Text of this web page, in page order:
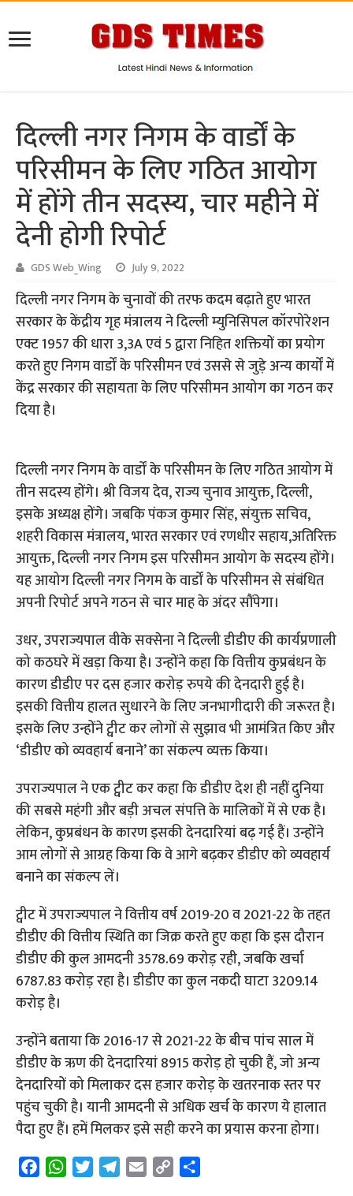
दिल्ली नगर निगम के वार्डों के
परिसीमन के लिए गठित आयोग
में होंगे तीन सदस्य, चार महीने में
देनी होगी रिपोर्ट
GDS Web_Wing July 9, 2022
दिल्ली नगर निगम के चुनावों की तरफ कदम बढ़ाते हुए भारत
सरकार के केंद्रीय गृह मंत्रालय ने दिल्ली म्युनिसिपल कॉरपोरेशन
एक्ट 1957 की धारा 3,3A एवं 5 द्वारा निहित शक्तियों का प्रयोग
करते हुए निगम वार्डों के परिसीमन एवं उससे से जुड़े अन्य कार्यों में
केंद्र सरकार की सहायता के लिए परिसीमन आयोग का गठन कर
दिया है।
दिल्ली नगर निगम के वार्डों के परिसीमन के लिए गठित आयोग में
तीन सदस्य होंगे। श्री विजय देव, राज्य चुनाव आयुक्त, दिल्ली,
इसके अध्यक्ष होंगे। जबकि पंकज कुमार सिंह, संयुक्त सचिव,
शहरी विकास मंत्रालय, भारत सरकार एवं रणधीर सहाय,अतिरिक्त
आयुक्त, दिल्ली नगर निगम इस परिसीमन आयोग के सदस्य होंगे।
यह आयोग दिल्ली नगर निगम के वार्डों के परिसीमन से संबंधित
अपनी रिपोर्ट अपने गठन से चार माह के अंदर सौंपेगा।
उधर, उपराज्यपाल वीके सक्सेना ने दिल्ली डीडीए की कार्यप्रणाली
को कठघरे में खड़ा किया है। उन्होंने कहा कि वित्तीय कुप्रबंधन के
कारण डीडीए पर दस हजार करोड़ रुपये की देनदारी हुई है।
इसकी वित्तीय हालत सुधारने के लिए जनभागीदारी की जरूरत है।
इसके लिए उन्होंने ट्वीट कर लोगों से सुझाव भी आमंत्रित किए और
‘डीडीए को व्यवहार्य बनाने’ का संकल्प व्यक्त किया।
उपराज्यपाल ने एक ट्वीट कर कहा कि डीडीए देश ही नहीं दुनिया
की सबसे महंगी और बड़ी अचल संपत्ति के मालिकों में से एक है।
लेकिन, कुप्रबंधन के कारण इसकी देनदारियां बढ़ गई हैं। उन्होंने
आम लोगों से आग्रह किया कि वे आगे बढ़कर डीडीए को व्यवहार्य
बनाने का संकल्प लें।
ट्वीट में उपराज्यपाल ने वित्तीय वर्ष 2019-20 व 2021-22 के तहत
डीडीए की वित्तीय स्थिति का जिक्र करते हुए कहा कि इस दौरान
डीडीए की कुल आमदनी 3578.69 करोड़ रही, जबकि खर्चा
6787.83 करोड़ रहा है। डीडीए का कुल नकदी घाटा 3209.14
करोड़ है।
उन्होंने बताया कि 2016-17 से 2021-22 के बीच पांच साल में
डीडीए के ऋण की देनदारियां 8915 करोड़ हो चुकी हैं, जो अन्य
देनदारियों को मिलाकर दस हजार करोड़ के खतरनाक स्तर पर
पहुंच चुकी है। यानी आमदनी से अधिक खर्च के कारण ये हालात
पैदा हुए हैं। हमें मिलकर इसे सही करने का प्रयास करना होगा।
W